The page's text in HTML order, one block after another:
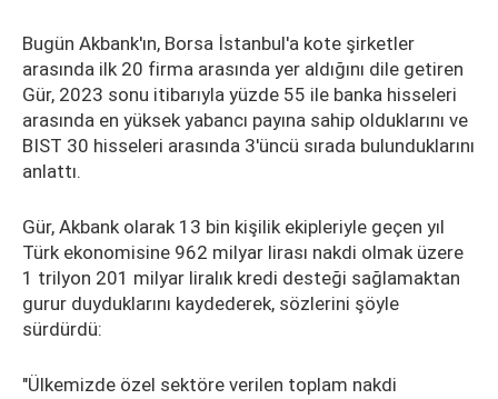
Bugün Akbank'ın, Borsa İstanbul'a kote şirketler
arasında ilk 20 firma arasında yer aldığını dile getiren
Gür, 2023 sonu itibarıyla yüzde 55 ile banka hisseleri
arasında en yüksek yabancı payına sahip olduklarını ve
BIST 30 hisseleri arasında 3'üncü sırada bulunduklarını
anlattı.
Gür, Akbank olarak 13 bin kişilik ekipleriyle geçen yıl
Türk ekonomisine 962 milyar lirası nakdi olmak üzere
1 trilyon 201 milyar liralık kredi desteği sağlamaktan
gurur duyduklarını kaydederek, sözlerini şöyle
sürdürdü:
"Ülkemizde özel sektöre verilen toplam nakdi